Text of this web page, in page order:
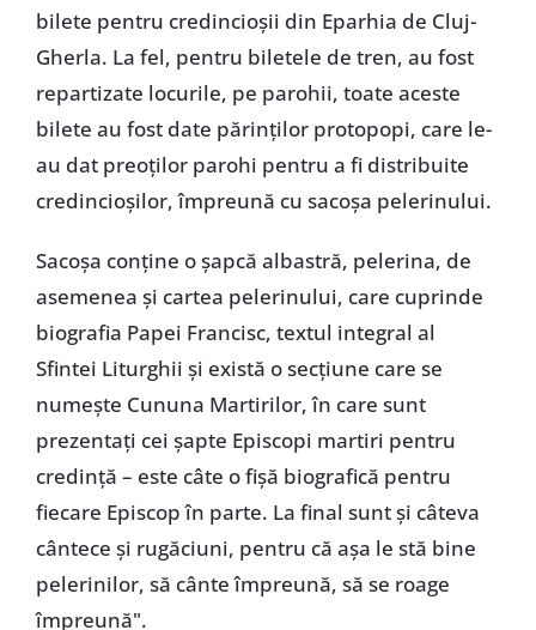
bilete pentru credincioșii din Eparhia de Cluj-
Gherla. La fel, pentru biletele de tren, au fost
repartizate locurile, pe parohii, toate aceste
bilete au fost date părinților protopopi, care le-
au dat preoților parohi pentru a fi distribuite
credincioșilor, împreună cu sacoșa pelerinului.
Sacoșa conține o șapcă albastră, pelerina, de
asemenea și cartea pelerinului, care cuprinde
biografia Papei Francisc, textul integral al
Sfintei Liturghii și există o secțiune care se
numește Cununa Martirilor, în care sunt
prezentați cei șapte Episcopi martiri pentru
credință – este câte o fișă biografică pentru
fiecare Episcop în parte. La final sunt și câteva
cântece și rugăciuni, pentru că așa le stă bine
pelerinilor, să cânte împreună, să se roage
împreună".